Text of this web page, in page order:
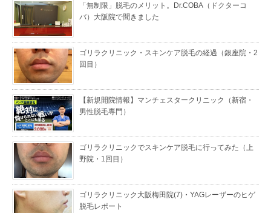
「無制限」脱毛のメリット。Dr.COBA（ドクターコ
バ）大阪院で聞きました
ゴリラクリニック・スキンケア脱毛の経過（銀座院・2
回目）
【新規開院情報】マンチェスタークリニック（新宿・
男性脱毛専門）
ゴリラクリニックでスキンケア脱毛に行ってみた（上
野院・1回目）
ゴリラクリニック大阪梅田院(7)・YAGレーザーのヒゲ
脱毛レポート